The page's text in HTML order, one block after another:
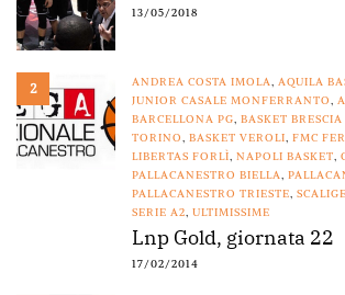
13/05/2018
2 ANDREA COSTA IMOLA, AQUILA
JUNIOR CASALE MONFERRANTO,
BARCELLONA PG, BASKET
TORINO, BASKET VEROLI, FMC
LIBERTAS FORLÌ, NAPOLI BASKET,
PALLACANESTRO BIELLA,
PALLACANESTRO TRIESTE,
SERIE A2, ULTIMISSIME
Lnp Gold, giornata 22
17/02/2014